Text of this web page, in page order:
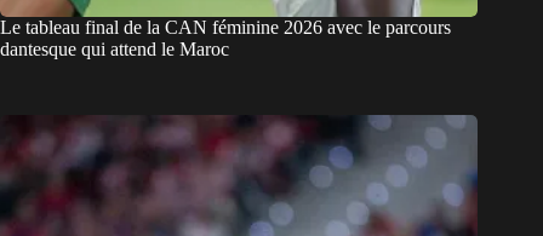
Le tableau final de la CAN féminine 2026 avec le parcours
dantesque qui attend le Maroc